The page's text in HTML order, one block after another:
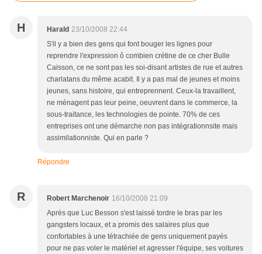
H Harald 23/10/2008 22:44
S'il y a bien des gens qui font bouger les lignes pour
reprendre l'expression ô combien crétine de ce cher Bulle
Caisson, ce ne sont pas les soi-disant artistes de rue et autres
charlatans du même acabit. Il y a pas mal de jeunes et moins
jeunes, sans histoire, qui entreprennent. Ceux-la travaillent,
ne ménagent pas leur peine, oeuvrent dans le commerce, la
sous-traitance, les technologies de pointe. 70% de ces
entreprises ont une démarche non pas intégrationnsite mais
assimilationniste. Qui en parle ?
Répondre
R Robert Marchenoir 16/10/2008 21:09
Après que Luc Besson s'est laissé tordre le bras par les
gangsters locaux, et a promis des salaires plus que
confortables à une tétrachiée de gens uniquement payés
pour ne pas voler le matériel et agresser l'équipe, ses voitures